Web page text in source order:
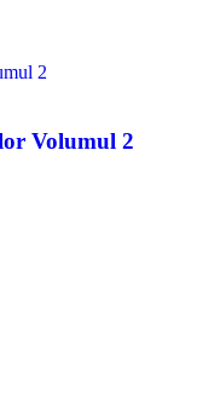
Volumul 2